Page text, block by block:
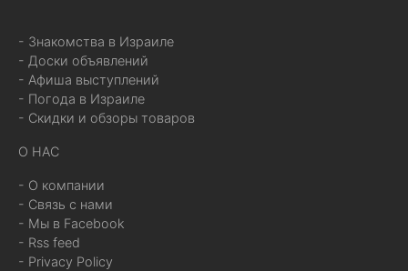
- Знакомства в Израиле
- Доски объявлений
- Афиша выступлений
- Погода в Израиле
- Скидки и обзоры товаров
О НАС
- О компании
- Связь с нами
- Мы в Facebook
- Rss feed
- Privacy Policy